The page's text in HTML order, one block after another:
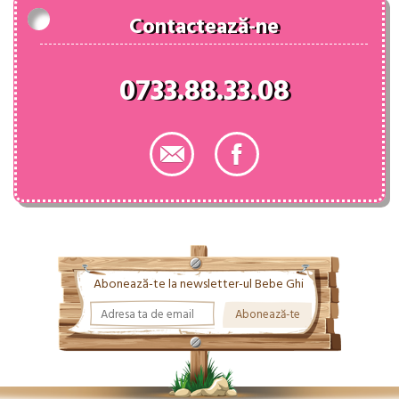
Contactează-ne
0733.88.33.08
Abonează-te la newsletter-ul Bebe Ghi